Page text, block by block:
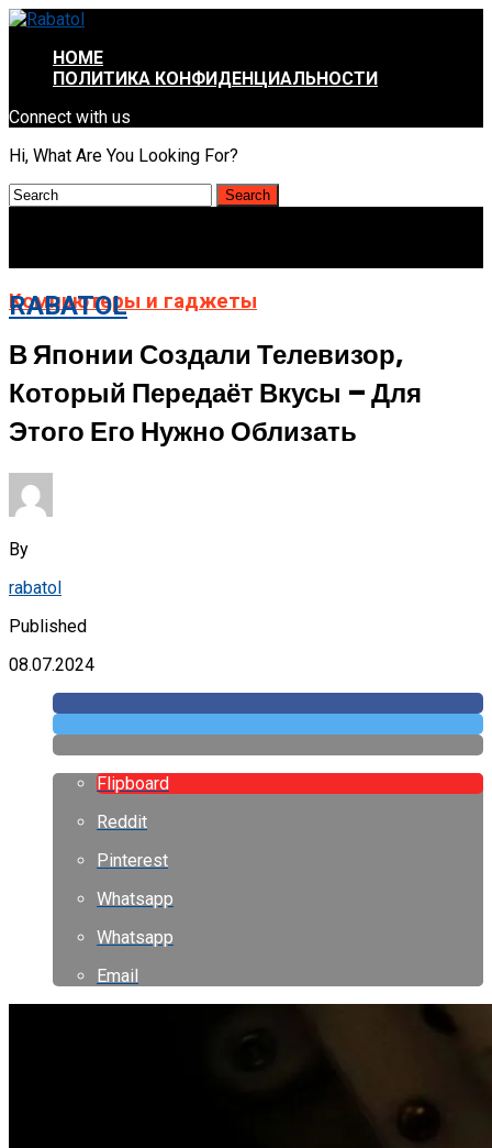
HOME
ПОЛИТИКА КОНФИДЕНЦИАЛЬНОСТИ
Connect with us
Hi, What Are You Looking For?
RABATOL
Компьютеры и гаджеты
В Японии Создали Телевизор,
Который Передаёт Вкусы – Для
Этого Его Нужно Облизать
By
rabatol
Published
08.07.2024
Flipboard
Reddit
Pinterest
Whatsapp
Whatsapp
Email